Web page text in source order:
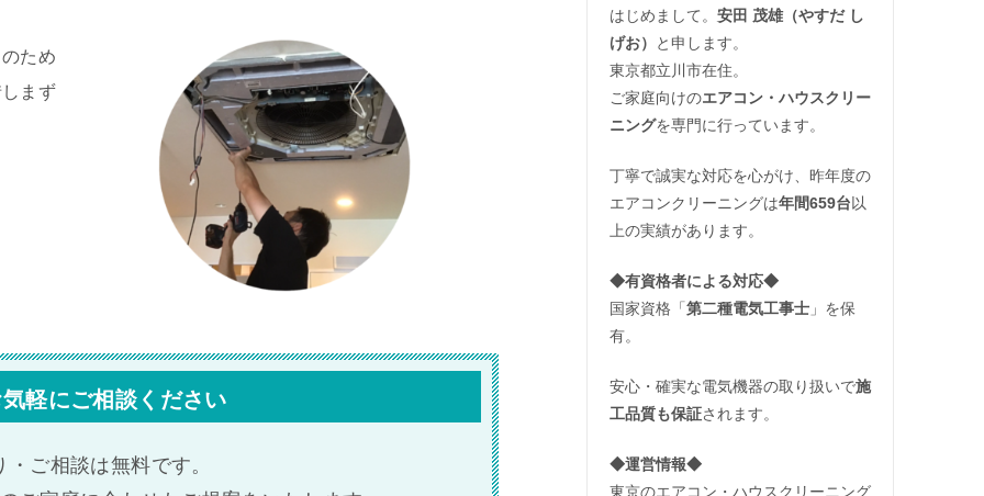
ため
まず
軽にご相談ください
・ご相談は無料です。
はじめまして。 安田 茂雄（やすだ し
げお）
と申します。
東京都立川市在住。
ご家庭向けのエアコン・ハウスクリー
ニングを専門に行っています。
丁寧で誠実な対応を心がけ、昨年度の
エアコンクリーニングは年間659台以
上の実績があります。
◆有資格者による対応◆
国家資格「 第二種電気工事士 」を保
有。
安心・確実な電気機器の取り扱いで施
工品質も保証されます。
◆運営情報◆
東京のエアコン・ハウスクリーニング